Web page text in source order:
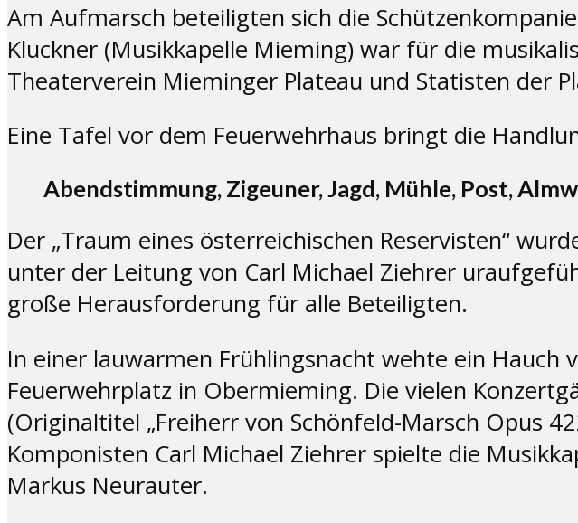
Am Aufmarsch beteiligten sich die
Kluckner (Musikkapelle Mieming) war für die
Theaterverein Mieminger Plateau und Statisten der
Eine Tafel vor dem Feuerwehrhaus bringt die
Abendstimmung, Zigeuner, Jagd, Mühle, Post,
Der „Traum eines österreichischen Reservisten“
unter der Leitung von Carl Michael Ziehrer
große Herausforderung für alle Beteiligten.
In einer lauwarmen Frühlingsnacht wehte ein
Feuerwehrplatz in Obermieming. Die vielen
(Originaltitel „Freiherr von Schönfeld-Marsch Opus
Komponisten Carl Michael Ziehrer spielte die
Markus Neurauter.